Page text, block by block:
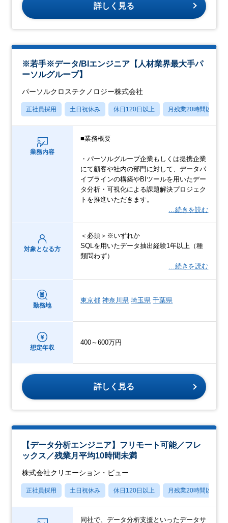
詳しく見る
※若手※データ/BIエンジニア【人材業界最大手パ
ーソルグループ】
パーソルクロステクノロジー株式会社
正社員採用 土日祝休み 休日120日以上 月残業20時間以内
業務内容
■業務概要
・パーソルグループ企業もしくは提携企業
にて顧客や社内の部門に対して、データパ
イプラインの構築やBIツールを用いたデー
タ分析・可視化による課題解決プロジェク
トを推進いただきます。
…続きを読む
対象となる方
＜必須＞※いずれか
SQLを用いたデータ抽出経験1年以上（種
類問わず）
…続きを読む
勤務地
東京都 神奈川県 埼玉県 千葉県
想定年収
400～600万円
詳しく見る
【データ分析エンジニア】フリモート可能／フレ
ックス／残業月平均10時間未満
株式会社クリエーション・ビュー
正社員採用 土日祝休み 休日120日以上 月残業20時間以内
同社で、データ分析支援といったデータサ